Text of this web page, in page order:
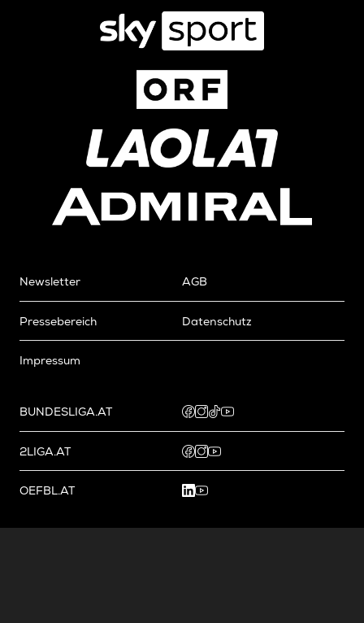
Newsletter
Pressebereich
Impressum
AGB
Datenschutz
BUNDESLIGA.AT
2LIGA.AT
OEFBL.AT